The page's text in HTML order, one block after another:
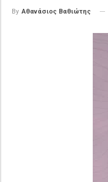
By Αθανάσιος Βαθιώτης